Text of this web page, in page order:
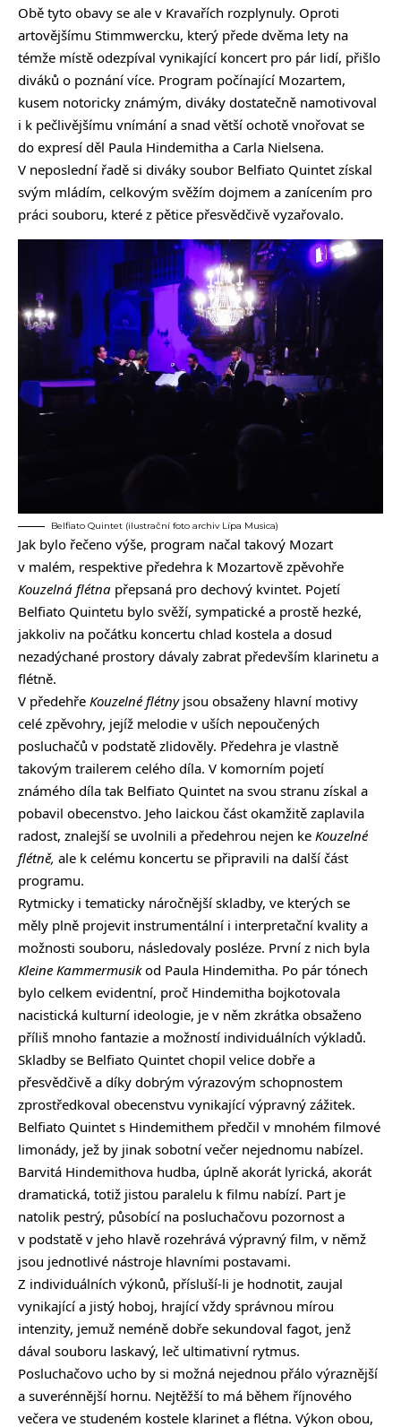
Obě tyto obavy se ale v Kravařích rozplynuly. Oproti
artovějšímu Stimmwercku, který přede dvěma lety na
témže místě odezpíval vynikající koncert pro pár lidí, přišlo
diváků o poznání více. Program počínající Mozartem,
kusem notoricky známým, diváky dostatečně namotivoval
i k pečlivějšímu vnímání a snad větší ochotě vnořovat se
do expresí děl Paula Hindemitha a Carla Nielsena.
V neposlední řadě si diváky soubor Belfiato Quintet získal
svým mládím, celkovým svěžím dojmem a zanícením pro
práci souboru, které z pětice přesvědčivě vyzařovalo.
Belfiato Quintet (ilustrační foto archiv Lípa Musica)
Jak bylo řečeno výše, program načal takový Mozart
v malém, respektive předehra k Mozartově zpěvohře
Kouzelná flétna přepsaná pro dechový kvintet. Pojetí
Belfiato Quintetu bylo svěží, sympatické a prostě hezké,
jakkoliv na počátku koncertu chlad kostela a dosud
nezadýchané prostory dávaly zabrat především klarinetu a
flétně.
V předehře Kouzelné flétnyjsou obsaženy hlavní motivy
celé zpěvohry, jejíž melodie v uších nepoučených
posluchačů v podstatě zlidověly. Předehra je vlastně
takovým trailerem celého díla. V komorním pojetí
známého díla tak Belfiato Quintet na svou stranu získal a
pobavil obecenstvo. Jeho laickou část okamžitě zaplavila
radost, znalejší se uvolnili a předehrou nejen ke Kouzelné
flétně, ale k celému koncertu se připravili na další část
programu.
Rytmicky i tematicky náročnější skladby, ve kterých se
měly plně projevit instrumentální i interpretační kvality a
možnosti souboru, následovaly posléze. První z nich byla
Kleine Kammermusikod Paula Hindemitha. Po pár tónech
bylo celkem evidentní, proč Hindemitha bojkotovala
nacistická kulturní ideologie, je v něm zkrátka obsaženo
příliš mnoho fantazie a možností individuálních výkladů.
Skladby se Belfiato Quintet chopil velice dobře a
přesvědčivě a díky dobrým výrazovým schopnostem
zprostředkoval obecenstvu vynikající výpravný zážitek.
Belfiato Quintet s Hindemithem předčil v mnohém filmové
limonády, jež by jinak sobotní večer nejednomu nabízel.
Barvitá Hindemithova hudba, úplně akorát lyrická, akorát
dramatická, totiž jistou paralelu k filmu nabízí. Part je
natolik pestrý, působící na posluchačovu pozornost a
v podstatě v jeho hlavě rozehrává výpravný film, v němž
jsou jednotlivé nástroje hlavními postavami.
Z individuálních výkonů, přísluší-li je hodnotit, zaujal
vynikající a jistý hoboj, hrající vždy správnou mírou
intenzity, jemuž neméně dobře sekundoval fagot, jenž
dával souboru laskavý, leč ultimativní rytmus.
Posluchačovo ucho by si možná nejednou přálo výraznější
a suverénnější hornu. Nejtěžší to má během říjnového
večera ve studeném kostele klarinet a flétna. Výkon obou,